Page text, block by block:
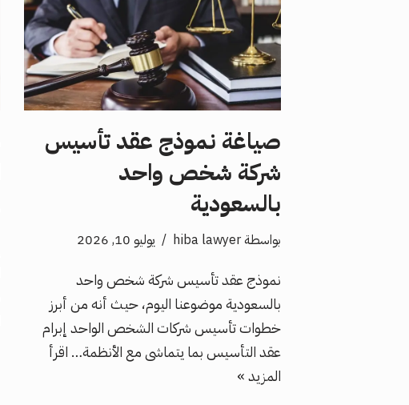
صياغة نموذج عقد تأسيس
شركة شخص واحد
بالسعودية
بواسطةhiba lawyer يوليو 10, 2026
نموذج عقد تأسيس شركة شخص واحد
بالسعودية موضوعنا اليوم، حيث أنه من أبرز
خطوات تأسيس شركات الشخص الواحد إبرام
عقد التأسيس بما يتماشى مع الأنظمة… اقرأ
المزيد »